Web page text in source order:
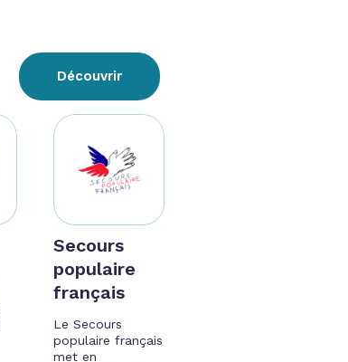
Découvrir
Secours
populaire
français
Le Secours
populaire français
met en